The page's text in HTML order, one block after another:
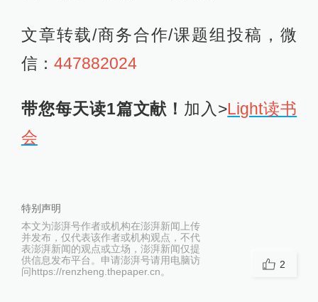
文章转载/商务合作/课题组投稿，微
信： 447882024
带您每天读1篇文献！ 加入>Light读书
会
特别声明
本文为澎湃号作者或机构在澎湃新闻上传
并发布，仅代表该作者或机构观点，不代
表澎湃新闻的观点或立场，澎湃新闻仅提
供信息发布平台。申请澎湃号请用电脑访
问https://renzheng.thepaper.cn。
2